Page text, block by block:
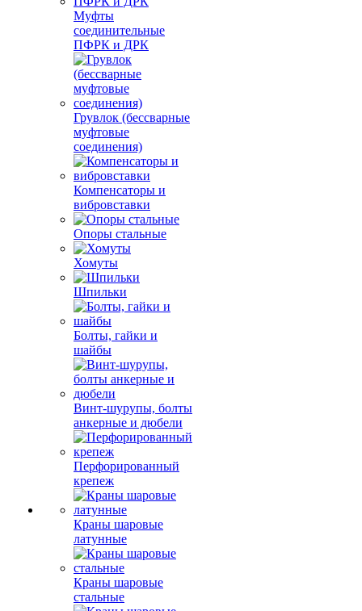
Муфты
соединительные
ПФРК и ДРК
Грувлок (бессварные
муфтовые
соединения)
Компенсаторы и
вибровставки
Опоры стальные
Хомуты
Шпильки
Болты, гайки и
шайбы
Винт-шурупы, болты
анкерные и дюбели
Перфорированный
крепеж
Краны шаровые
латунные
Краны шаровые
стальные